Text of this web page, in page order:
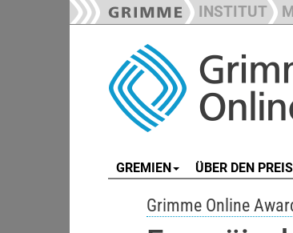
INSTITUT
GREMIEN ÜBER DEN PREIS
Grimme Online